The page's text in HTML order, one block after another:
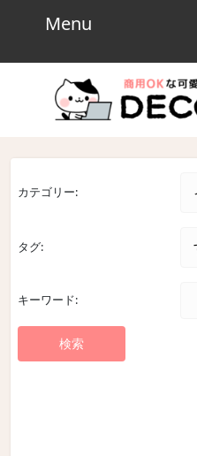
Menu
カテゴリー:
タグ:
キーワード: